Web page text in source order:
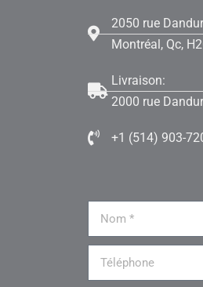
2050 rue
Montréal, Qc,
Livraison:
2000 rue
+1 (514) 903-